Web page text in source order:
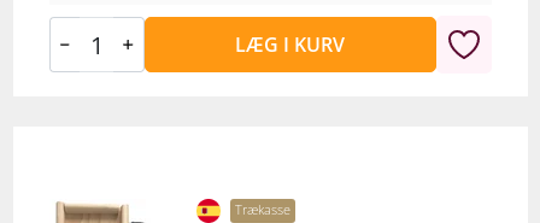
LÆG I KURV
Trækasse